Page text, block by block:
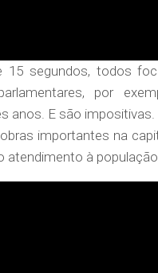
segundos, todos
por
anos. E são
importantes na
atendimento à